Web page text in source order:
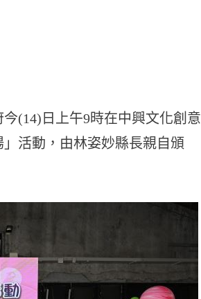
(14)日上午9時在中興文化創意
活動，由林姿妙縣長親自頒